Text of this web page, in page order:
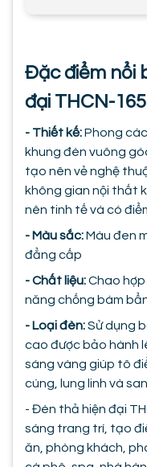
Đặc điểm nổi
đại THCN-
- Thiết kế:Phong
khung đèn vuông
tạo nên vẻ nghệ
không gian nội thất
nên tinh tế và có
- Màu sắc:Màu đen
đẳng cấp
- Chất liệu:Chao hợp
năng chống bám
- Loại đèn:Sử dụng
cao được bảo hành
sáng vàng giúp tô
cúng, lung linh và
- Đèn thả hiện đại
sáng trang trí, tạo
ăn, phòng khách,